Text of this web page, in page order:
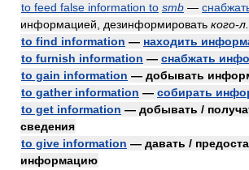
to feed false information to smb —
информацией, дезинформировать кого-л.
to find information — находить
to furnish information — снабжать
to gain information — добывать
to gather information — собирать
to get information — добывать /
сведения
to give information — давать /
информацию